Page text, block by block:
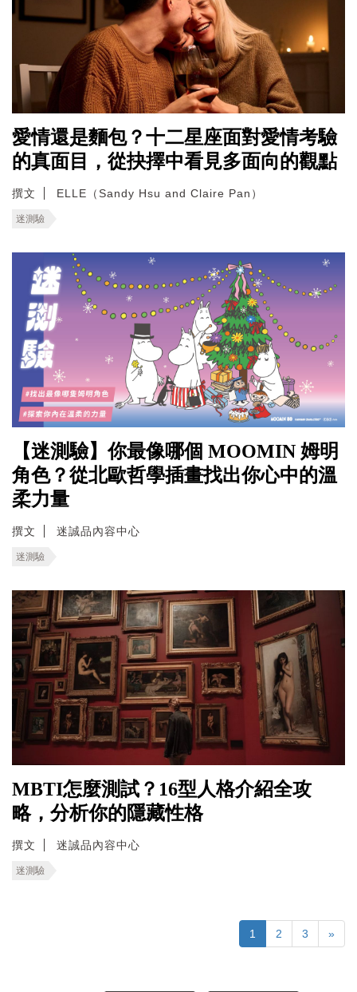
愛情還是麵包？十二星座面對愛情考驗
的真面目，從抉擇中看見多面向的觀點
撰文 ELLE（Sandy Hsu and Claire Pan）
迷測驗
【迷測驗】你最像哪個 MOOMIN 姆明
角色？從北歐哲學插畫找出你心中的溫
柔力量
撰文 迷誠品內容中心
迷測驗
MBTI怎麼測試？16型人格介紹全攻
略，分析你的隱藏性格
撰文 迷誠品內容中心
迷測驗
1 2 3 »